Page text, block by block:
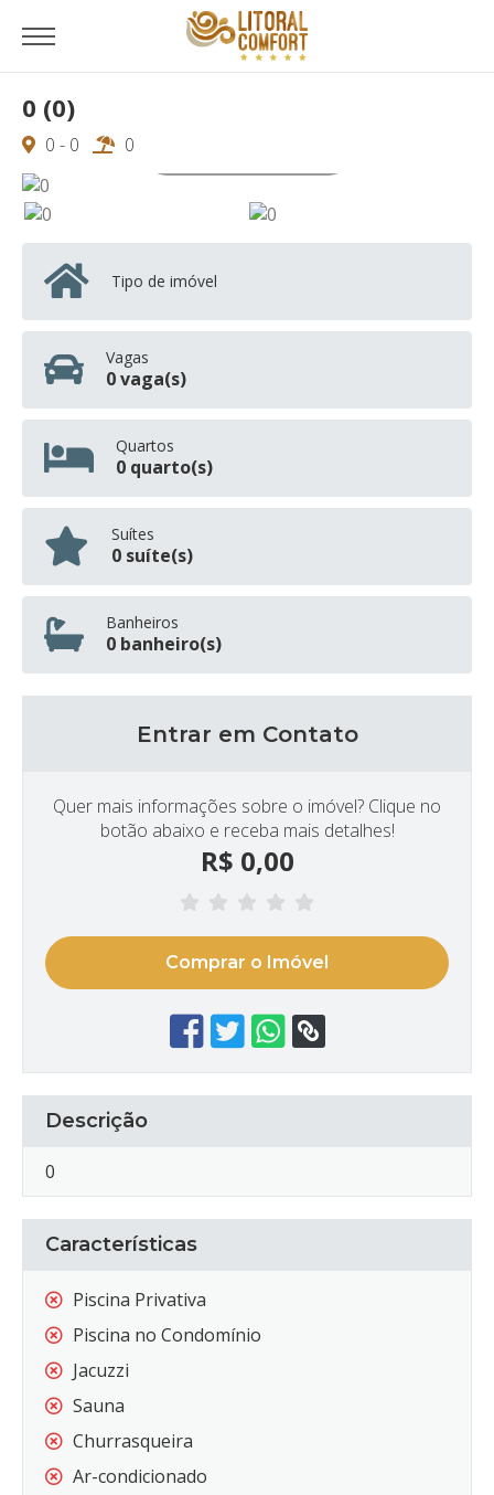
0 (0)
0 - 0 0
Tipo de imóvel
Vagas
0 vaga(s)
Quartos
0 quarto(s)
Suítes
0 suíte(s)
Banheiros
0 banheiro(s)
Entrar em Contato
Quer mais informações sobre o imóvel? Clique no
botão abaixo e receba mais detalhes!
R$ 0,00
Comprar o Imóvel
Descrição
0
Características
Piscina Privativa
Piscina no Condomínio
Jacuzzi
Sauna
Churrasqueira
Ar-condicionado